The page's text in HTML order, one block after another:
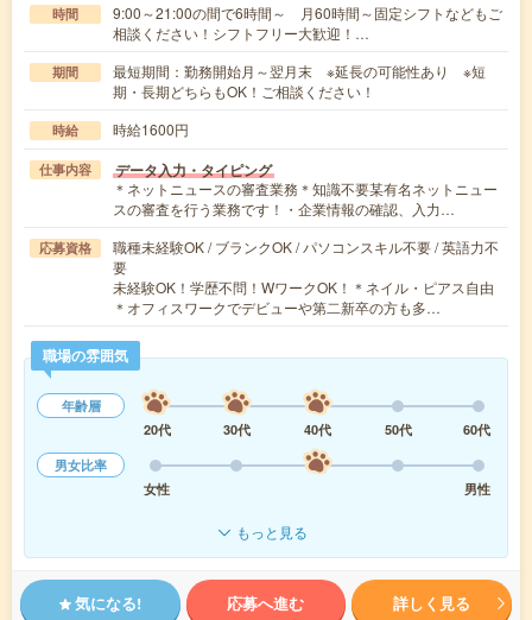
時間
9:00～21:00の間で6時間～ 月60時間～固定シフトなどもご
相談ください！シフトフリー大歓迎！…
期間
最短期間：勤務開始月～翌月末 ※延長の可能性あり ※短
期・長期どちらもOK！ご相談ください！
時給 時給1600円
仕事内容 データ入力・タイピング
＊ネットニュースの審査業務＊知識不要某有名ネットニュー
スの審査を行う業務です！・企業情報の確認、入力…
応募資格
職種未経験OK / ブランクOK / パソコンスキル不要 / 英語力不
要
未経験OK！学歴不問！WワークOK！＊ネイル・ピアス自由
＊オフィスワークでデビューや第二新卒の方も多…
職場の雰囲気
年齢層
20代
30代 40代 50代
60代
男女比率
女性
男性
もっと見る
気になる! 応募へ進む 詳しく見る